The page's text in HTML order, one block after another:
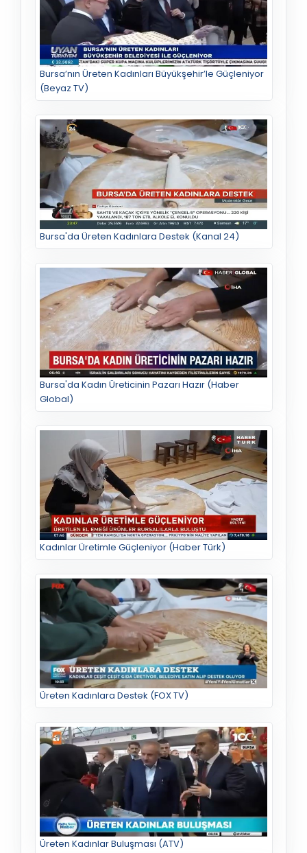
Bursa’nın Üreten Kadınları Büyükşehir’le Güçleniyor
(Beyaz TV)
Bursa'da Üreten Kadınlara Destek (Kanal 24)
Bursa'da Kadın Üreticinin Pazarı Hazır (Haber
Global)
Kadınlar Üretimle Güçleniyor (Haber Türk)
Üreten Kadınlara Destek (FOX TV)
Üreten Kadınlar Buluşması (ATV)